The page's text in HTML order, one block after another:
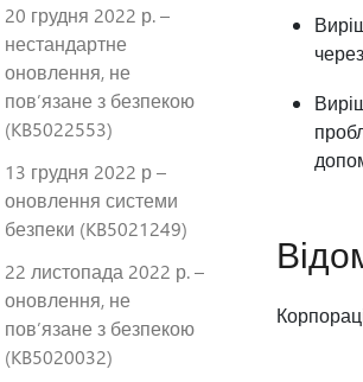
20 грудня 2022 р. –
нестандартне
оновлення, не
пов’язане з безпекою
(KB5022553)
13 грудня 2022 р –
оновлення системи
безпеки (KB5021249)
22 листопада 2022 р. –
оновлення, не
пов’язане з безпекою
(KB5020032)